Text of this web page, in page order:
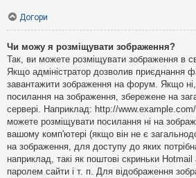
Догори
Чи можу я розміщувати зображення?
Так, ви можете розміщувати зображення в
Якщо адміністратор дозволив приєднання
завантажити зображення на форум. Якщо ні,
посилання на зображення, збережене на
сервері. Наприклад: http://
можете розміщувати посилання ні на
вашому комп'ютері (якщо він не є
на зображення, для доступу до яких
наприклад, такі як поштові скриньки
паролем сайти і т. п. Для відображення